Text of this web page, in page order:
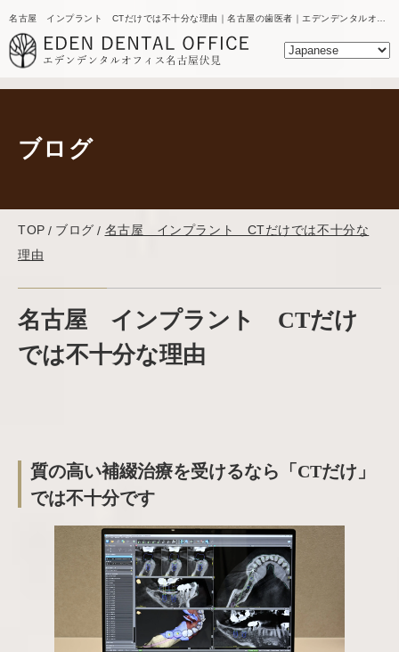
ブログ
TOP ブログ
名古屋 インプラント CTだけでは不十分な
理由
名古屋 インプラント CTだけ
では不十分な理由
質の高い補綴治療を受けるなら「CTだけ」
では不十分です